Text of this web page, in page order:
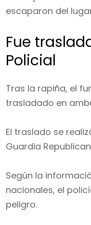
escaparon del
Fue
Policial
Tras la rapiña, el
trasladado en
El traslado se
Guardia
Según la
nacionales, el
peligro.